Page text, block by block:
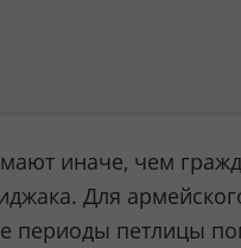
иначе, чем
Для
периоды петлицы